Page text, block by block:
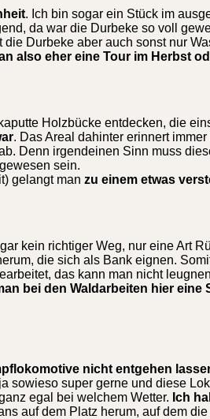
. Ich bin sogar ein Stück im
da war die Durbeke so voll
Durbeke aber auch sonst nur
also eher eine Tour im Herbst
Holzbücke entdecken, die
. Das Areal dahinter erinnert
Denn irgendeinen Sinn muss
gewesen sein.
gelangt man zu einem etwas
kein richtiger Weg, nur eine Art
die sich als Bank eignen.
das kann man nicht
bei den Waldarbeiten hier
nicht entgehen
sowieso super gerne und diese
egal bei welchem Wetter. Ich
auf dem Platz herum, auf dem